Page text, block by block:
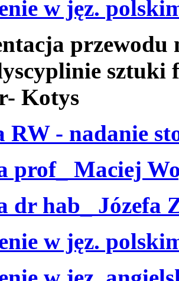
w jęz.
przewodu
Kotys
RW - nadanie
prof_ Maciej
dr hab_ Józefa
w jęz.